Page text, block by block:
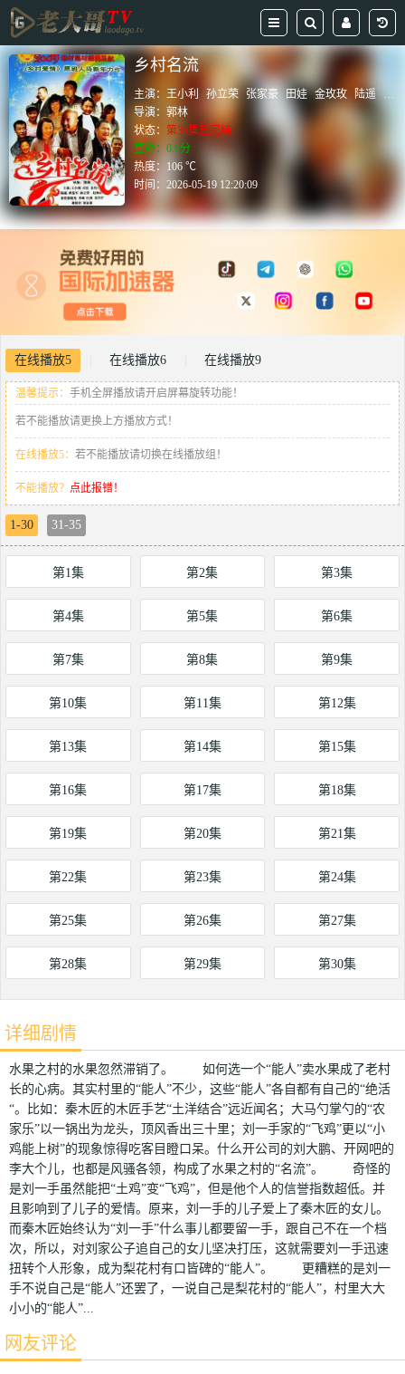
乡村名流
主演：王小利 孙立荣 张家豪 田娃 金玫玫 陆遥
唐
导演：郭林
状态：第35集已完结
豆瓣：0.0分
热度：106 ℃
时间：2026-05-19 12:20:09
在线播放5 在线播放6 在线播放9
温馨提示： 手机全屏播放请开启屏幕旋转功能！
若不能播放请更换上方播放方式！
在线播放5： 若不能播放请切换在线播放组！
不能播放？ 点此报错！
1-30 31-35
第1集 第2集 第3集
第4集 第5集 第6集
第7集 第8集 第9集
第10集 第11集 第12集
第13集 第14集 第15集
第16集 第17集 第18集
第19集 第20集 第21集
第22集 第23集 第24集
第25集 第26集 第27集
第28集 第29集 第30集
详细剧情
水果之村的水果忽然滞销了。 如何选一个“能人”卖水果成了老村
长的心病。其实村里的“能人”不少，这些“能人”各自都有自己的“绝活
“。比如：秦木匠的木匠手艺“土洋结合”远近闻名；大马勺掌勺的“农
家乐”以一锅出为龙头，顶风香出三十里；刘一手家的“飞鸡”更以“小
鸡能上树”的现象惊得吃客目瞪口呆。什么开公司的刘大鹏、开网吧的
李大个儿，也都是风骚各领，构成了水果之村的“名流”。 奇怪的
是刘一手虽然能把“土鸡”变“飞鸡”，但是他个人的信誉指数超低。并
且影响到了儿子的爱情。原来，刘一手的儿子爱上了秦木匠的女儿。
而秦木匠始终认为“刘一手”什么事儿都要留一手，跟自己不在一个档
次，所以，对刘家公子追自己的女儿坚决打压，这就需要刘一手迅速
扭转个人形象，成为梨花村有口皆碑的“能人”。 更糟糕的是刘一
手不说自己是“能人”还罢了，一说自己是梨花村的“能人”，村里大大
小小的“能人”...
网友评论